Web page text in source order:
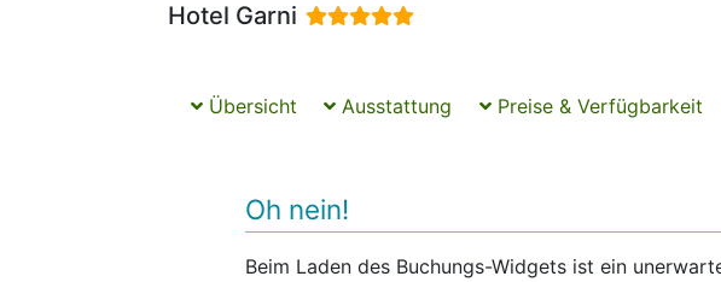
Hotel Garni
Übersicht Ausstattung Preise & Verfügbarkeit
Oh nein!
Beim Laden des Buchungs-Widgets ist ein